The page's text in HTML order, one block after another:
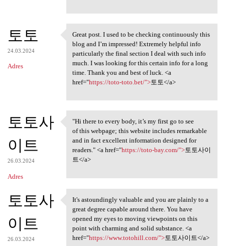
토토
24.03.2024
Adres
Great post. I used to be
Great post. I used to be checking continuously this
blog and I’m impressed! Extremely helpful info
particularly the final section I deal with such info
much. I was looking for this certain info for a long
time. Thank you and best of luck. <a
href="https://toto-toto.bet/">토토</a>
토토사
이트
26.03.2024
Adres
"Hi there to every body, it’s
"Hi there to every body, it’s my first go to see
of this webpage; this website includes remarkable
and in fact excellent information designed for
readers." <a href="https://toto-bay.com/">토토사이
트</a>
토토사
이트
26.03.2024
It's astoundingly valuable
It's astoundingly valuable and you are plainly to a
great degree capable around there. You have
opened my eyes to moving viewpoints on this
point with charming and solid substance. <a
href="https://www.totohill.com/">토토사이트</a>